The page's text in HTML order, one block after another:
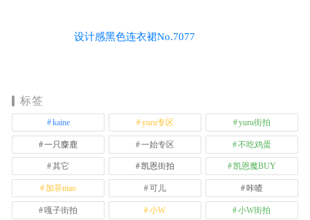
设计感黑色连衣裙No.7077
标签
kaine yuru专区 yuru街拍
一只麋鹿 一始专区 不吃鸡蛋
其它 凯恩街拍 凯恩魔BUY
加菲mao 可儿 咔喳
嘎子街拍 小W 小W街拍